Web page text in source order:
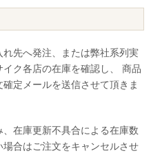
先へ発注、または弊社系列実
ク各店の在庫を確認し、 商品
定メールを送信させて頂きま
在庫更新不具合による在庫数
合はご注文をキャンセルさせ